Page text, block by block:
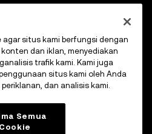
agar situs kami berfungsi dengan
dan iklan, menyediakan
trafik kami. Kami juga
situs kami oleh Anda
dan analisis kami.
Semua
Cookie